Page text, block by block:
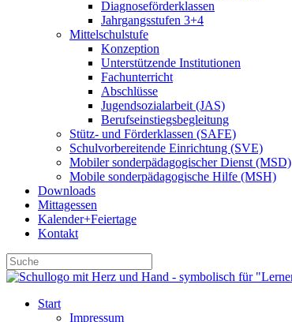
Diagnoseförderklassen
Jahrgangsstufen 3+4
Mittelschulstufe
Konzeption
Unterstützende Institutionen
Fachunterricht
Abschlüsse
Jugendsozialarbeit (JAS)
Berufseinstiegsbegleitung
Stütz- und Förderklassen (SAFE)
Schulvorbereitende Einrichtung (SVE)
Mobiler sonder­­pädagogischer Dienst (MSD)
Mobile sonder­pädagogische Hilfe (MSH)
Downloads
Mittagessen
Kalender+Feiertage
Kontakt
Start
Impressum